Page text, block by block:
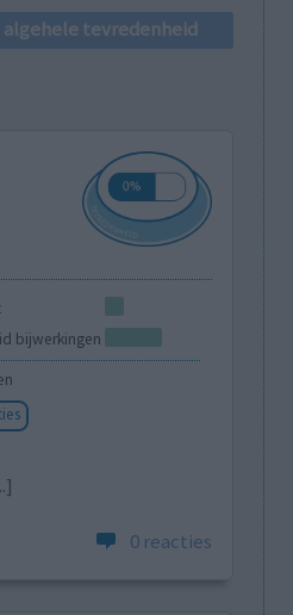
algehele tevredenheid
bijwerkingen
0 reacties